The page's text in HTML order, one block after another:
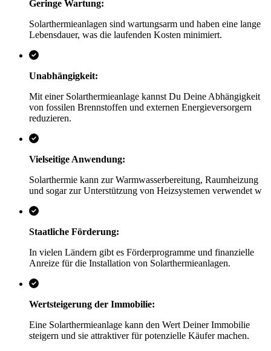
Geringe Wartung:
Solarthermieanlagen sind wartungsarm und haben eine lange
Lebensdauer, was die laufenden Kosten minimiert.
Unabhängigkeit:
Mit einer Solarthermieanlage kannst Du Deine Abhängigkeit
von fossilen Brennstoffen und externen Energieversorgern
reduzieren.
Vielseitige Anwendung:
Solarthermie kann zur Warmwasserbereitung, Raumheizung
und sogar zur Unterstützung von Heizsystemen verwendet w
Staatliche Förderung:
In vielen Ländern gibt es Förderprogramme und finanzielle
Anreize für die Installation von Solarthermieanlagen.
Wertsteigerung der Immobilie:
Eine Solarthermieanlage kann den Wert Deiner Immobilie
steigern und sie attraktiver für potenzielle Käufer machen.